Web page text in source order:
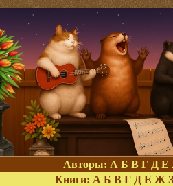
Авторы: А Б В Г Д Е
Книги: А Б В Г Д Е Ж З